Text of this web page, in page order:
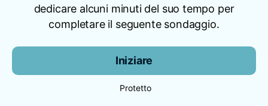
dedicare alcuni minuti del suo tempo per
completare il seguente sondaggio.
Iniziare
Protetto